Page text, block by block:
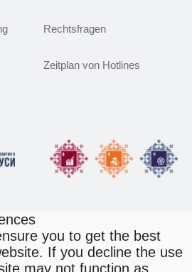
Rechtsfragen
Zeitplan von Hotlines
you to get the best
If you decline the use
may not function as